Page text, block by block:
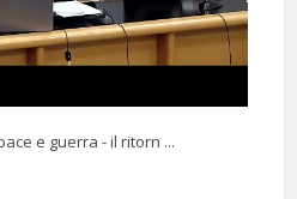
9 Days 1 Hours 59 Minutes ago
e guerra - il ritorn ...